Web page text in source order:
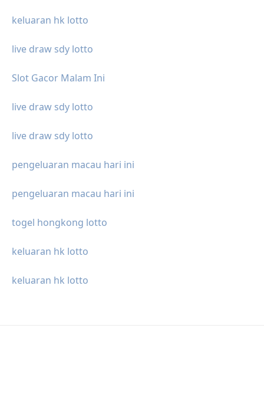
keluaran hk lotto
live draw sdy lotto
Slot Gacor Malam Ini
live draw sdy lotto
live draw sdy lotto
pengeluaran macau hari ini
pengeluaran macau hari ini
togel hongkong lotto
keluaran hk lotto
keluaran hk lotto